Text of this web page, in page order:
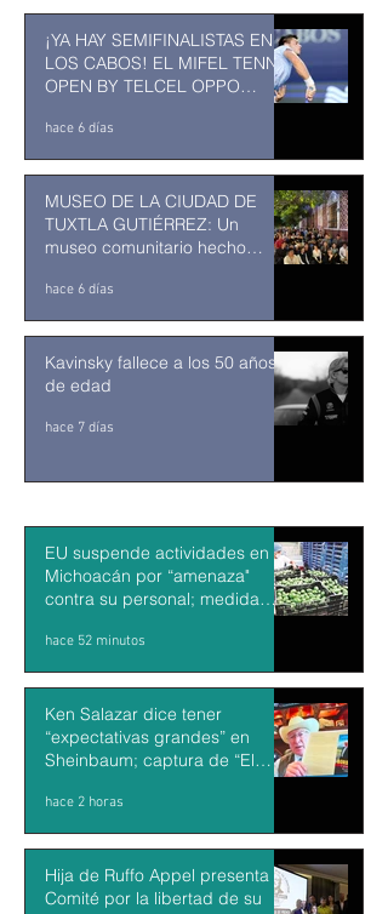
¡YA HAY SEMIFINALISTAS EN
LOS CABOS! EL MIFEL TENNIS
OPEN BY TELCEL OPPO
hace 6 días
MUSEO DE LA CIUDAD DE
TUXTLA GUTIÉRREZ: Un
museo comunitario hecho
hace 6 días
Kavinsky fallece a los 50 años
de edad
hace 7 días
EU suspende actividades en
Michoacán por “amenaza"
contra su personal; medida
aguacate mexicano
hace 52 minutos
Ken Salazar dice tener
“expectativas grandes” en
Sheinbaum; captura de “El
Mayo” debería ser una victoria
de México y EU
hace 2 horas
Hija de Ruffo Appel presenta
Comité por la libertad de su